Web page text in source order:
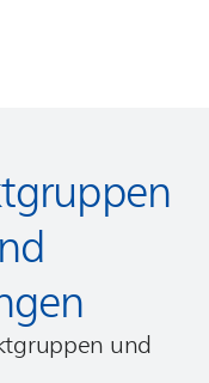
und